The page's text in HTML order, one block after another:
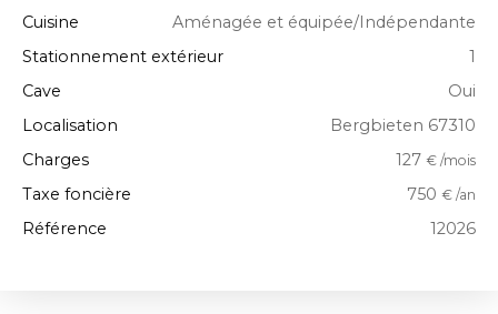
Cuisine
Aménagée et équipée/Indépendante
Stationnement extérieur
1
Cave
Oui
Localisation
Bergbieten 67310
Charges
127 € /mois
Taxe foncière 750 € /an
Référence 12026